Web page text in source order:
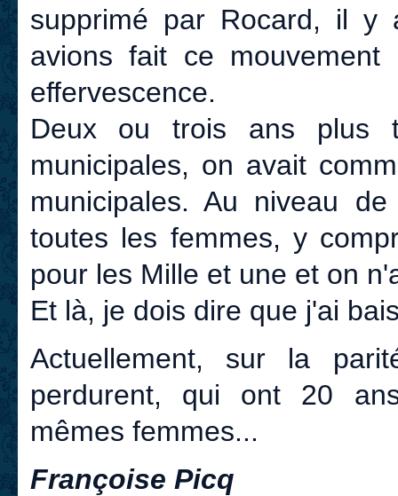
supprimé par Rocard, il y
avions fait ce
effervescence.
Deux ou trois ans plus
municipales, on avait
municipales. Au niveau
toutes les femmes, y
pour les Mille et une et on
Et là, je dois dire que j'ai
Actuellement, sur la
perdurent, qui ont 20
mêmes femmes...
Françoise Picq